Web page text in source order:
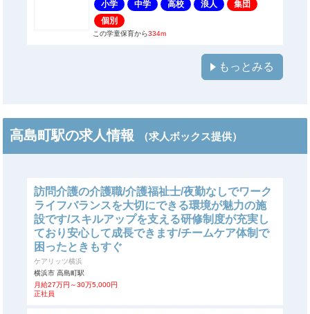
小学 中学 高校 浪人
集団
個別
この学童保育から334m
もっとみる
高島町駅の求人情報 （求人ボックス提供）
訪問介護の介護職/介護福祉士/夜勤なしでワーク
ライフバランスを大切にできる環境が魅力の施
設です/スキルアップを支える研修制度が充実し
ており安心して成長できます/チームケア体制で
困ったときもすぐ
ケアリッツ横浜
横浜市 高島町駅
月給27万円～30万5,000円
正社員